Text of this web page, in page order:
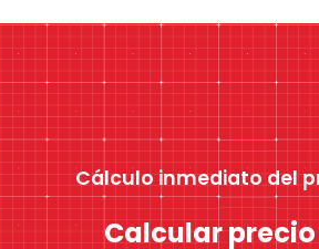
Cálculo inmediato del
Calcular